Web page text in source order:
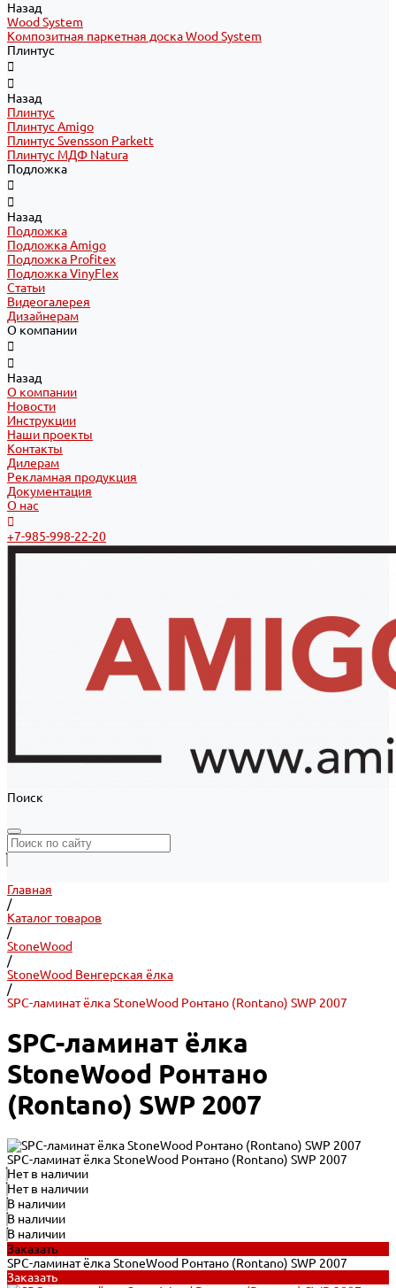
Назад
Wood System
Композитная паркетная доска Wood System
Плинтус
Назад
Плинтус
Плинтус Amigo
Плинтус Svensson Parkett
Плинтус МДФ Natura
Подложка
Назад
Подложка
Подложка Amigo
Подложка Profitex
Подложка VinyFlex
Статьи
Видеогалерея
Дизайнерам
О компании
Назад
О компании
Новости
Инструкции
Наши проекты
Контакты
Дилерам
Рекламная продукция
Документация
О нас
+7-985-998-22-20
Поиск
Главная
/
Каталог товаров
/
StoneWood
/
StoneWood Венгерская ёлка
/
SPC-ламинат ёлка StoneWood Ронтано (Rontano) SWP 2007
SPC-ламинат ёлка
StoneWood Ронтано
(Rontano) SWP 2007
SPC-ламинат ёлка StoneWood Ронтано (Rontano) SWP 2007
Нет в наличии
Нет в наличии
В наличии
В наличии
В наличии
Заказать
SPC-ламинат ёлка StoneWood Ронтано (Rontano) SWP 2007
Заказать